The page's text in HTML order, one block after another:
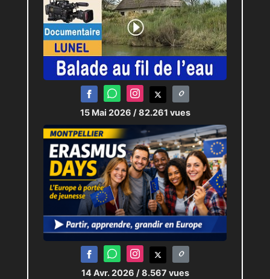
15 Mai 2026 / 82.261 vues
14 Avr. 2026 / 8.567 vues